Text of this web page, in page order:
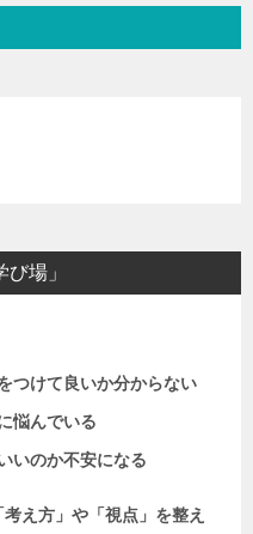
場」
つけて良いか分からない
悩んでいる
いのか不安になる
え方」や「視点」を整え